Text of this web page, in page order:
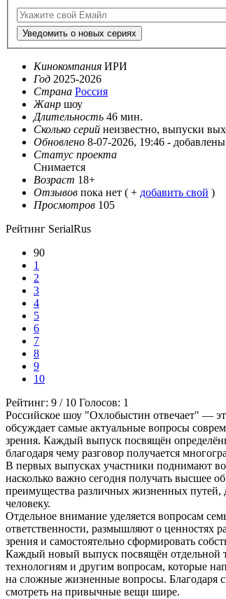
Уведомить о новых сериях
Кинокомпания ИРИ
Год 2025-2026
Страна Россия
Жанр шоу
Длительность 46 мин.
Сколько серий неизвестно, выпуски
Обновлено 8-07-2026, 19:46 -
Статус проекта
Снимается
Возраст 18+
Отзывов пока нет ( + добавить свой )
Просмотров 105
Рейтинг SerialRus
90
1
2
3
4
5
6
7
8
9
10
Рейтинг: 9 / 10 Голосов: 1
Российское шоу "Охлобыстин отвечает" —
обсуждает самые актуальные вопросы
зрения. Каждый выпуск посвящён
благодаря чему разговор получается
В первых выпусках участники поднимают
насколько важно сегодня получать высшее
преимущества различных жизненных путей,
человеку.
Отдельное внимание уделяется вопросам
ответственности, размышляют о ценностях
зрения и самостоятельно сформировать
Каждый новый выпуск посвящён отдельной
технологиям и другим вопросам, которые
на сложные жизненные вопросы. Благодаря
смотреть на привычные вещи шире.